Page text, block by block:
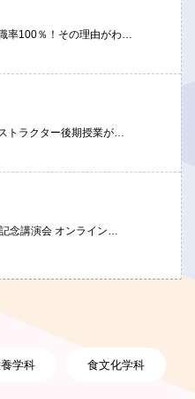
率100％！その理由がわ…
トラクター後期授業が…
念講演会 オンライン…
学科 食文化学科